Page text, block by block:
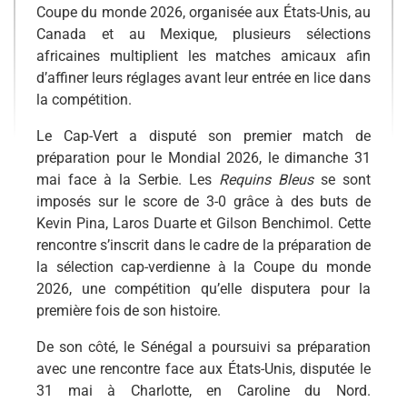
Coupe du monde 2026, organisée aux États-Unis, au
Canada et au Mexique, plusieurs sélections
africaines multiplient les matches amicaux afin
d’affiner leurs réglages avant leur entrée en lice dans
la compétition.
Le Cap-Vert a disputé son premier match de
préparation pour le Mondial 2026, le dimanche 31
mai face à la Serbie. Les Requins Bleusse sont
imposés sur le score de 3-0 grâce à des buts de
Kevin Pina, Laros Duarte et Gilson Benchimol. Cette
rencontre s’inscrit dans le cadre de la préparation de
la sélection cap-verdienne à la Coupe du monde
2026, une compétition qu’elle disputera pour la
première fois de son histoire.
De son côté, le Sénégal a poursuivi sa préparation
avec une rencontre face aux États-Unis, disputée le
31 mai à Charlotte, en Caroline du Nord.